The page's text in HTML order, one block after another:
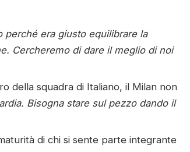
perché era giusto equilibrare la
Cercheremo di dare il meglio di noi
della squadra di Italiano, il Milan non
Bisogna stare sul pezzo dando il
di chi si sente parte integrante